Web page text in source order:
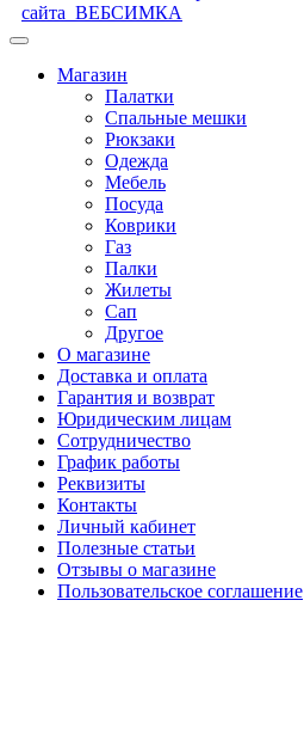
сайта ВЕБСИМКА
Магазин
Палатки
Спальные мешки
Рюкзаки
Одежда
Мебель
Посуда
Коврики
Газ
Палки
Жилеты
Сап
Другое
О магазине
Доставка и оплата
Гарантия и возврат
Юридическим лицам
Сотрудничество
График работы
Реквизиты
Контакты
Личный кабинет
Полезные статьи
Отзывы о магазине
Пользовательское соглашение